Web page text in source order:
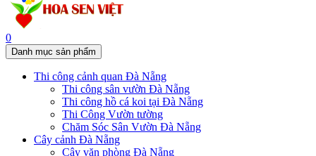
0
Danh mục sản phẩm
Thi công cảnh quan Đà Nẵng
Thi công sân vườn Đà Nẵng
Thi công hồ cá koi tại Đà Nẵng
Thi Công Vườn tường
Chăm Sóc Sân Vườn Đà Nẵng
Cây cảnh Đà Nẵng
Cây văn phòng Đà Nẵng